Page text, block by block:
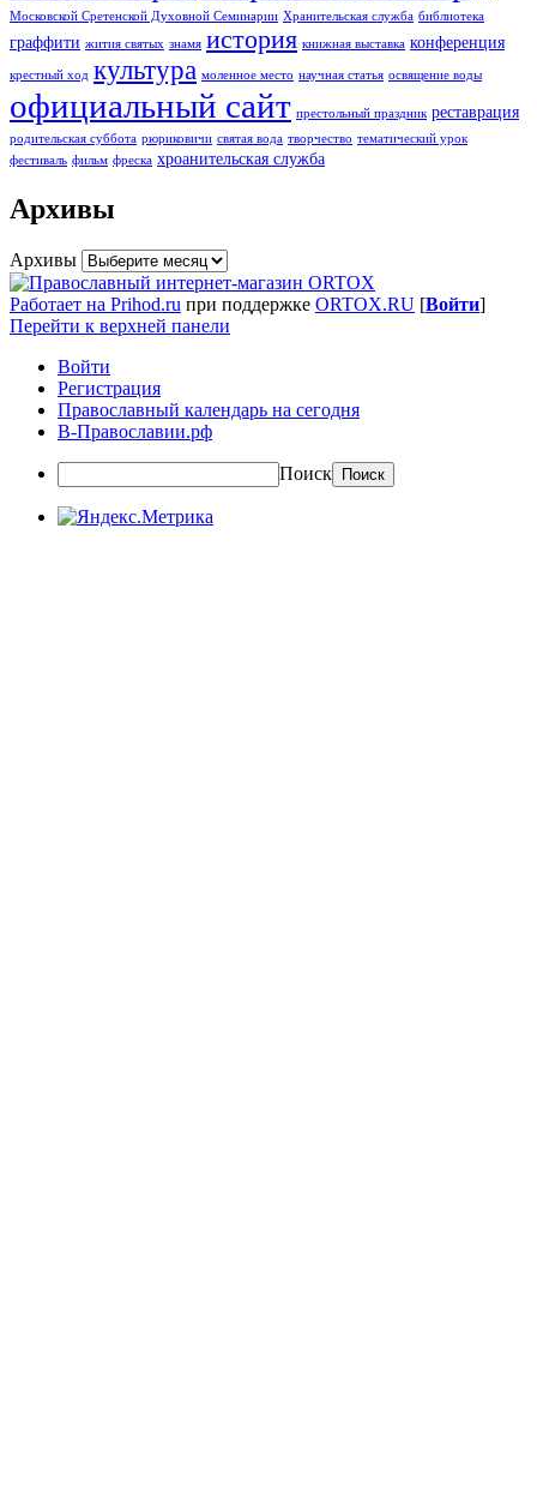
Московской Сретенской Духовной Семинарии Хранительская служба библиотека
граффити жития святых знамя история книжная выставка конференция
крестный ход культура моленное место научная статья освящение воды
официальный сайт престольный праздник реставрация
родительская суббота рюриковичи святая вода творчество тематический урок
фестиваль фильм фреска хроанительская служба
Архивы
Архивы
Работает на Prihod.ru при поддержке ORTOX.RU [Войти]
Перейти к верхней панели
Войти
Регистрация
Православный календарь на сегодня
В-Православии.рф
Поиск